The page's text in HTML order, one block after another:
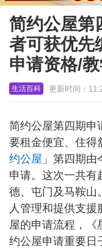
简约公屋第
者可获优先
申请资格/
生活百科 更新时间：
简约公屋第四期申
要租金便宜、住得
约公屋 」第四期
申请。这次一共有
德、屯门及马鞍山
人管理和提供支
屋的申请流程，《
约公屋申请重要日